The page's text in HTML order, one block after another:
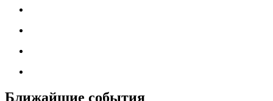
Ближайшие события